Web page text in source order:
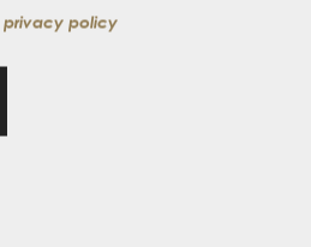
privacy policy